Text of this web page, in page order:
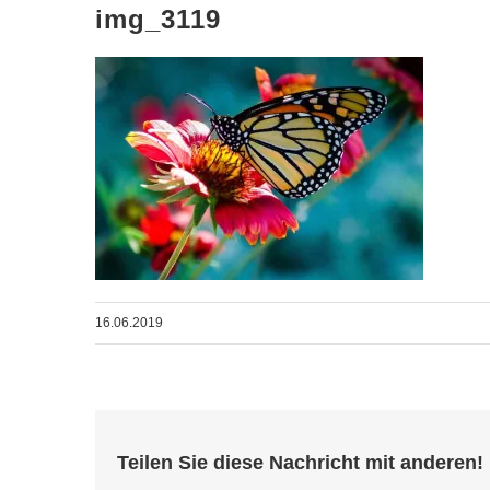
img_3119
16.06.2019
Teilen Sie diese Nachricht mit anderen!